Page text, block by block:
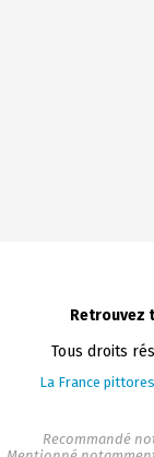
Retrouvez
Tous droits
La France
Recommandé